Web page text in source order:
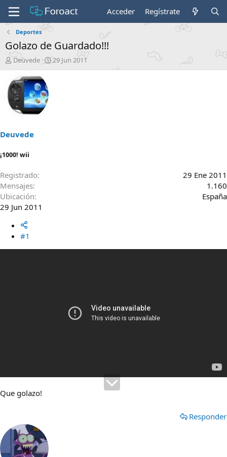
Acceder Regístrate
Deportes
Golazo de Guardado!!!
I
n
i
c
i
a
d
r
e
l
e
m
a
Deuvede
F
e
29 Jun 2011
Deuvede
¡1000! wii
Registrado
29 Ene 2011
Mensajes
1.160
Ubicación
España
29 Jun 2011
#1
Que golazo!
Responder